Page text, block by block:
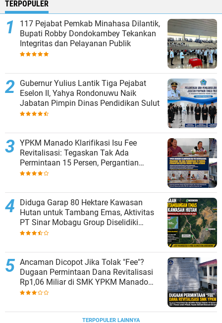
TERPOPULER
117 Pejabat Pemkab Minahasa Dilantik,
Bupati Robby Dondokambey Tekankan
Integritas dan Pelayanan Publik
Gubernur Yulius Lantik Tiga Pejabat
Eselon II, Yahya Rondonuwu Naik
Jabatan Pimpin Dinas Pendidikan Sulut
YPKM Manado Klarifikasi Isu Fee
Revitalisasi: Tegaskan Tak Ada
Permintaan 15 Persen, Pergantian
Kepsek Murni Sesuai Aturan
Diduga Garap 80 Hektare Kawasan
Hutan untuk Tambang Emas, Aktivitas
PT Sinar Mobagu Group Diselidiki
Aparat
Ancaman Dicopot Jika Tolak "Fee"?
Dugaan Permintaan Dana Revitalisasi
Rp1,06 Miliar di SMK YPKM Manado
Berpotensi Terseret Kasus Tipikor
TERPOPULER LAINNYA